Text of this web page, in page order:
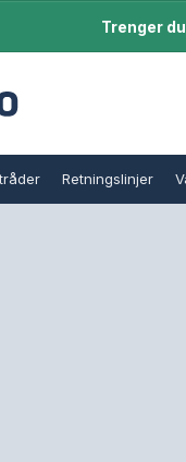
Trenger
Retningslinjer